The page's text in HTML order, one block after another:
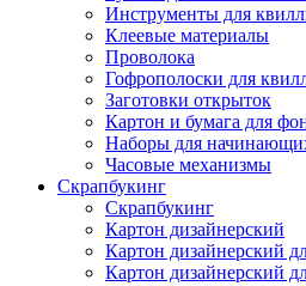
Инструменты для
Клеевые материалы
Проволока
Гофрополоски для
Заготовки открыток
Картон и бумага для
Наборы для
Часовые механизмы
Скрапбукинг
Скрапбукинг
Картон дизайнерский
Картон дизайнерский
Картон дизайнерский